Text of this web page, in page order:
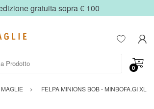
gratuita sopra € 100
0
FELPA MINIONS BOB - MINBOFA.GI XL